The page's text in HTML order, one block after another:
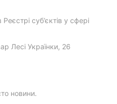
суб’єктів у сфері
Лесі Українки, 26
новини.